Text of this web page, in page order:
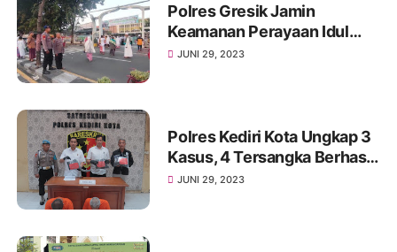
Polres Gresik Jamin
Keamanan Perayaan Idul
Adha 1444 H Terjunkan
JUNI 29, 2023
Polres Kediri Kota Ungkap 3
Kasus, 4 Tersangka Berhasil
Diamankan
JUNI 29, 2023